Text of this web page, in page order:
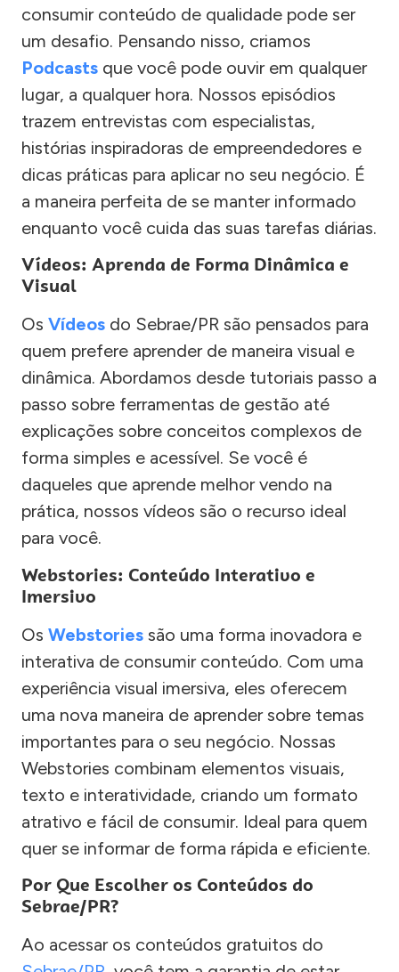
consumir conteúdo de qualidade pode ser
um desafio. Pensando nisso, criamos
Podcasts que você pode ouvir em qualquer
lugar, a qualquer hora. Nossos episódios
trazem entrevistas com especialistas,
histórias inspiradoras de empreendedores e
dicas práticas para aplicar no seu negócio. É
a maneira perfeita de se manter informado
enquanto você cuida das suas tarefas diárias.
Vídeos: Aprenda de Forma Dinâmica e
Visual
Os Vídeos do Sebrae/PR são pensados para
quem prefere aprender de maneira visual e
dinâmica. Abordamos desde tutoriais passo a
passo sobre ferramentas de gestão até
explicações sobre conceitos complexos de
forma simples e acessível. Se você é
daqueles que aprende melhor vendo na
prática, nossos vídeos são o recurso ideal
para você.
Webstories: Conteúdo Interativo e
Imersivo
Os Webstories são uma forma inovadora e
interativa de consumir conteúdo. Com uma
experiência visual imersiva, eles oferecem
uma nova maneira de aprender sobre temas
importantes para o seu negócio. Nossas
Webstories combinam elementos visuais,
texto e interatividade, criando um formato
atrativo e fácil de consumir. Ideal para quem
quer se informar de forma rápida e eficiente.
Por Que Escolher os Conteúdos do
Sebrae/PR?
Ao acessar os conteúdos gratuitos do